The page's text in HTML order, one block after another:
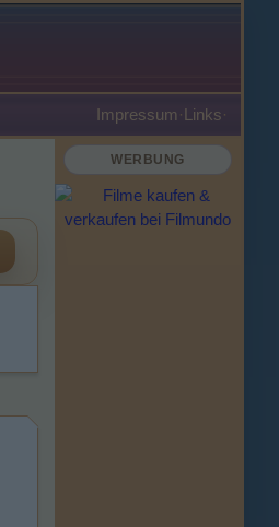
Impressum ·Links·
WERBUNG